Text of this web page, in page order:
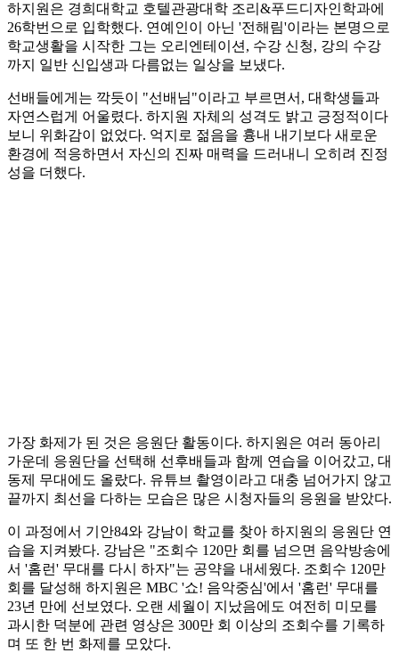
하지원은 경희대학교 호텔관광대학 조리&푸드디자인학과에
26학번으로 입학했다. 연예인이 아닌 '전해림'이라는 본명으로
학교생활을 시작한 그는 오리엔테이션, 수강 신청, 강의 수강
까지 일반 신입생과 다름없는 일상을 보냈다.
선배들에게는 깍듯이 "선배님"이라고 부르면서, 대학생들과
자연스럽게 어울렸다. 하지원 자체의 성격도 밝고 긍정적이다
보니 위화감이 없었다. 억지로 젊음을 흉내 내기보다 새로운
환경에 적응하면서 자신의 진짜 매력을 드러내니 오히려 진정
성을 더했다.
가장 화제가 된 것은 응원단 활동이다. 하지원은 여러 동아리
가운데 응원단을 선택해 선후배들과 함께 연습을 이어갔고, 대
동제 무대에도 올랐다. 유튜브 촬영이라고 대충 넘어가지 않고
끝까지 최선을 다하는 모습은 많은 시청자들의 응원을 받았다.
이 과정에서 기안84와 강남이 학교를 찾아 하지원의 응원단 연
습을 지켜봤다. 강남은 "조회수 120만 회를 넘으면 음악방송에
서 '홈런' 무대를 다시 하자"는 공약을 내세웠다. 조회수 120만
회를 달성해 하지원은 MBC '쇼! 음악중심'에서 '홈런' 무대를
23년 만에 선보였다. 오랜 세월이 지났음에도 여전히 미모를
과시한 덕분에 관련 영상은 300만 회 이상의 조회수를 기록하
며 또 한 번 화제를 모았다.